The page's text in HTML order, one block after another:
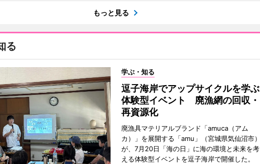
もっと見る
る
学ぶ・知る
逗子海岸でアップサイクルを学ぶ
体験型イベント 廃漁網の回収・
再資源化
廃漁具マテリアルブランド「amuca（アム
カ）」を展開する「amu」（宮城県気仙沼市）
が、7月20日「海の日」に海の環境と未来を考
える体験型イベントを逗子海岸で開催した。